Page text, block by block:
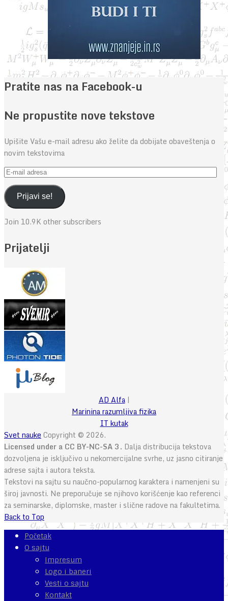
Pratite nas na Facebook-u
Ne propustite nove tekstove
Upišite Vašu e-mail adresu ako želite da dobijate obaveštenja o
novim tekstovima
E-
mail
adresaPrijavi se!
Join 10.9K other subscribers
Prijatelji
AD Alfa|
Marinina razumljiva fizika
IT kutak
Svet nauke Copyright © 2026.
Licensed under a CC BY-NC-SA 3. Dalja distribucija tekstova
dozvoljena je isključivo u nekomercijalne svrhe, uz jasno citiranje
adrese sajta i autora teksta.
Tekstovi na sajtu su naučno-popularnog karaktera i namenjeni su
široj javnosti. Ne preporučuje se njihovo korišćenje kao referenci
za seminarske, diplomske, master i slične radove na fakultetima.
Back to Top
Početak
O sajtu
Impresum
Logo i baneri
Vesti o sajtu
Kontakt